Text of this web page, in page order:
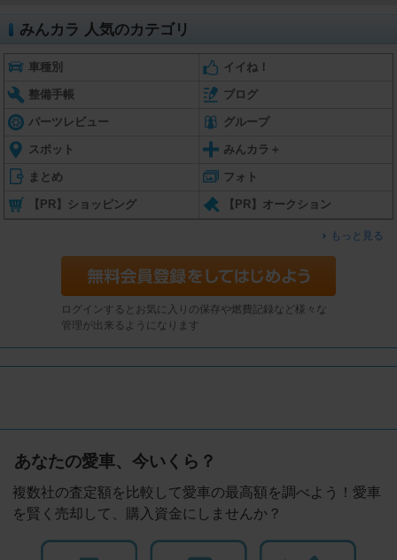
みんカラ 人気のカテゴリ
車種別 イイね！
整備手帳 ブログ
パーツレビュー グループ
スポット みんカラ＋
まとめ フォト
【PR】ショッピング 【PR】オークション
もっと見る
ログインするとお気に入りの保存や燃費記録など様々な
管理が出来るようになります
あなたの愛車、今いくら？
複数社の査定額を比較して愛車の最高額を調べよう！愛車
を賢く売却して、購入資金にしませんか？